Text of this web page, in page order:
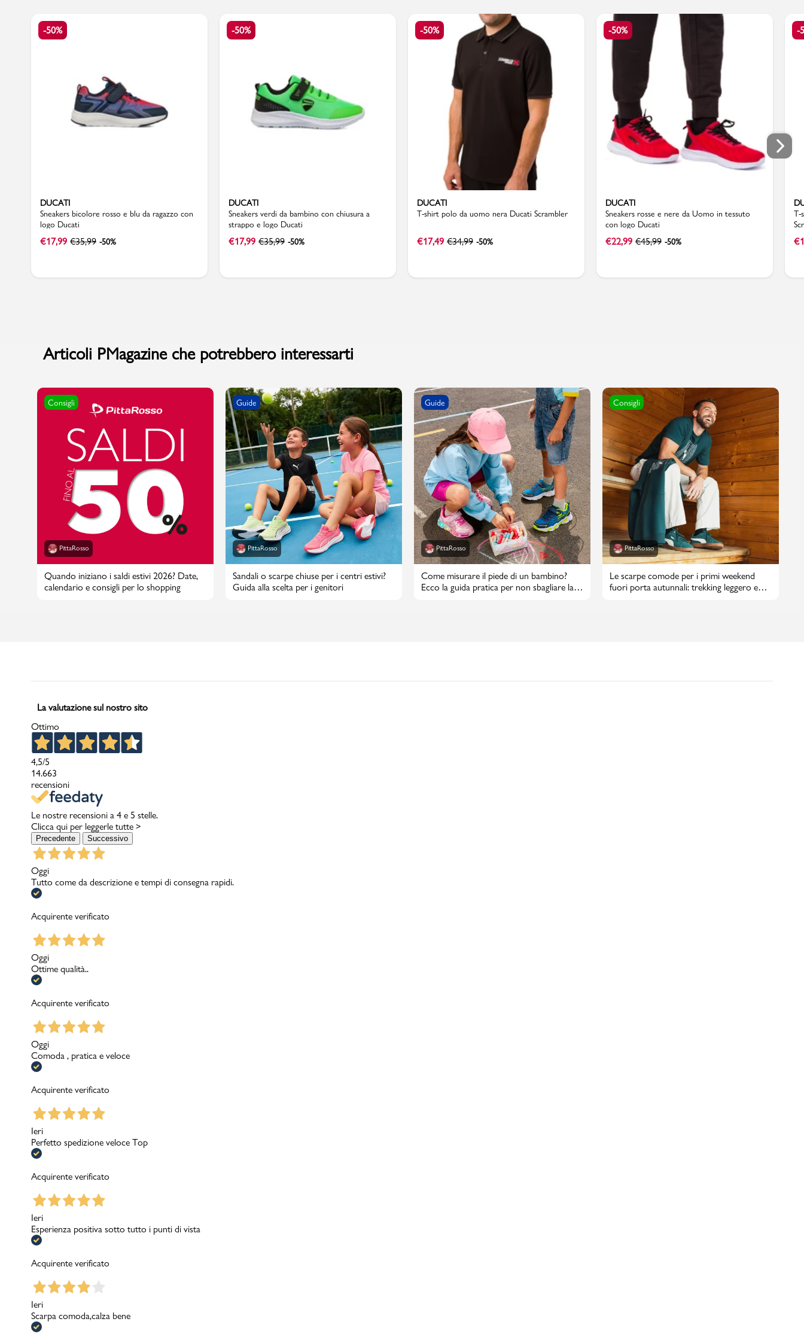
Accedi | Registrati
Carrello
Promo & News
Gift card
-50%
DUCATI
Sneakers bicolore rosso e blu da ragazzo con
logo Ducati
€17,99 €35,99 -50%
-50%
DUCATI
Sneakers verdi da bambino con chiusura a
strappo e logo Ducati
€17,99 €35,99 -50%
-50%
DUCATI
T-shirt polo da uomo nera Ducati Scrambler
€17,49 €34,99 -50%
-50%
DUCATI
Sneakers rosse e nere da Uomo in tessuto
con logo Ducati
€22,99 €45,99 -50%
-
T-
€
Articoli PMagazine che potrebbero interessarti
Consigli
PittaRosso
Quando iniziano i saldi estivi 2026? Date,
calendario e consigli per lo shopping
Guide
PittaRosso
Sandali o scarpe chiuse per i centri estivi?
Guida alla scelta per i genitori
Guide
PittaRosso
Come misurare il piede di un bambino?
Ecco la guida pratica per non sbagliare la
Consigli
PittaRosso
Le scarpe comode per i primi weekend
fuori porta autunnali: trekking leggero e
La valutazione sul nostro sito
Ottimo
4,5/5
14.663
recensioni
Le nostre recensioni a 4 e 5 stelle.
Clicca qui per leggerle tutte >
Precedente Successivo
Oggi
Tutto come da descrizione e tempi di consegna rapidi.
Acquirente verificato
Oggi
Ottime qualità..
Acquirente verificato
Oggi
Comoda , pratica e veloce
Acquirente verificato
Ieri
Perfetto spedizione veloce Top
Acquirente verificato
Ieri
Esperienza positiva sotto tutto i punti di vista
Acquirente verificato
Ieri
Scarpa comoda,calza bene